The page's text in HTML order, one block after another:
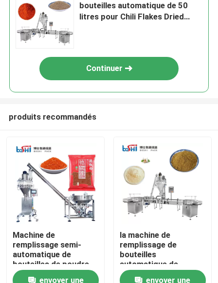
Accueil
A propos de nous
Contacts
bouteilles automatique de 50
litres pour Chili Flakes Dried
Continuer
produits recommandés
Machine de
remplissage semi-
automatique de
bouteilles de poudre
de farine de poudre de
envoyer une
la machine de
remplissage de
bouteilles
automatique de
poudre de 10g 15g
envoyer une